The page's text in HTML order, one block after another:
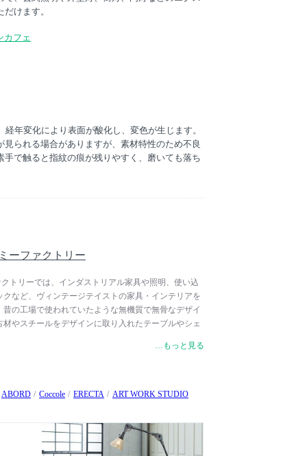
けます。
カフェ
年変化により表面が酸化し、変色が生じます。
見られる場合がありますが、素材特性のため不良
手で触ると指紋の痕が残りやすく、磨いても落ち
ーファクトリー
トリーでは、インダストリアル家具や照明、使い込
など、ヴィンテージテイストの家具・インテリアを
の工場で使われていたような無機質で無骨なデザイ
やスチールをデザインに取り入れたテーブルやシェ
ったインテリアの中心となるアイテムから、空間の雰
ット、時計まで幅広く取り揃えています。
…もっと見る
ABORD Coccole ERECTA ART WORK STUDIO